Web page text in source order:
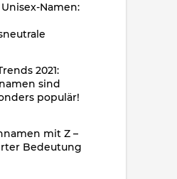
Namen:
2021:
sind
populär!
mit Z –
Bedeutung